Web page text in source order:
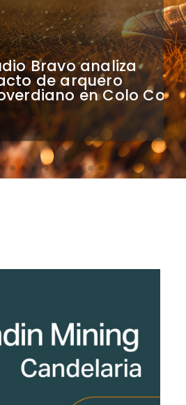
analiza
arquero
en Colo Colo